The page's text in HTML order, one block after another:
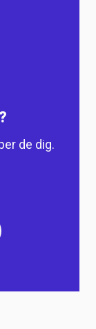
de dig.